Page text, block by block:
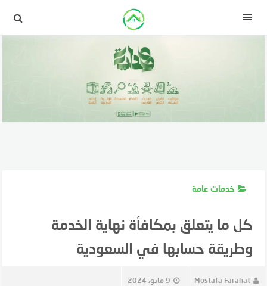
القائمة
خدمات عامة
كل ما يتعلق بمكافأة نهاية الخدمة
وطريقة حسابها في السعودية
Mostafa Farahat 9 مايو، 2024